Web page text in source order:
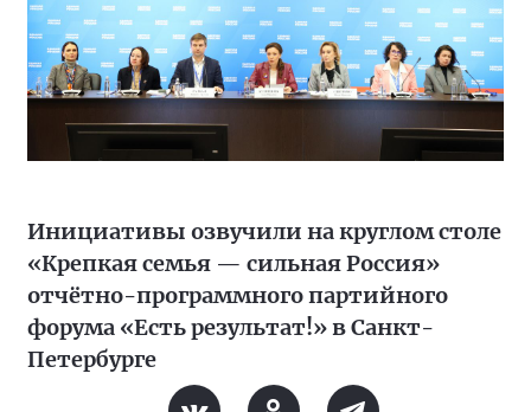
Инициативы озвучили на круглом столе
«Крепкая семья — сильная Россия»
отчётно-программного партийного
форума «Есть результат!» в Санкт-
Петербурге